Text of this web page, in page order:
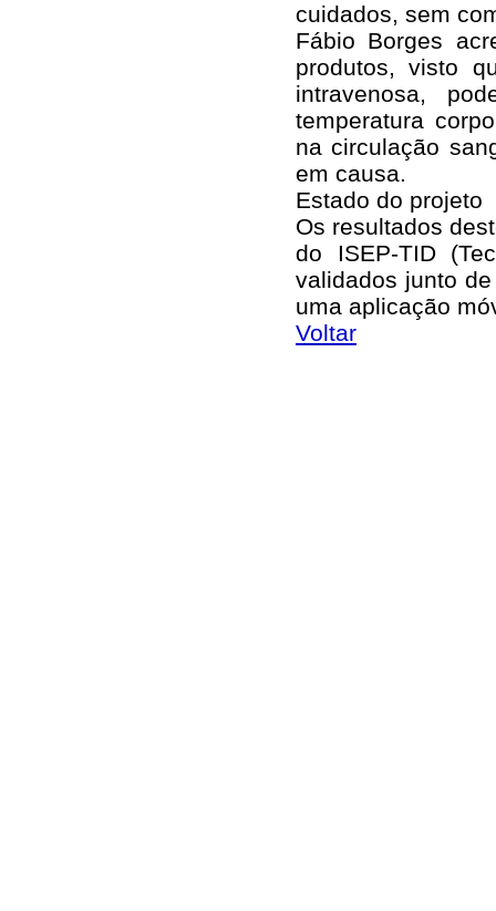
cuidados, sem
Fábio Borges
produtos, visto
intravenosa,
temperatura
na circulação
em causa.
Estado do projeto
Os resultados
do ISEP-TID
validados junto
uma aplicação
Voltar